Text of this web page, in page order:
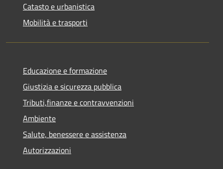
Catasto e urbanistica
Mobilità e trasporti
Educazione e formazione
Giustizia e sicurezza pubblica
Tributi,finanze e contravvenzioni
Ambiente
Salute, benessere e assistenza
Autorizzazioni